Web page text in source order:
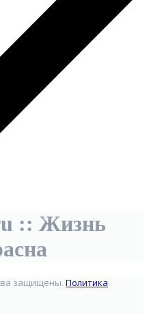
:: Жизнь
защищены. Политика